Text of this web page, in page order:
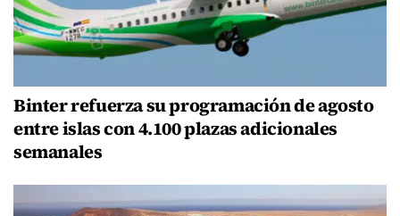
Binter refuerza su programación de agosto
entre islas con 4.100 plazas adicionales
semanales